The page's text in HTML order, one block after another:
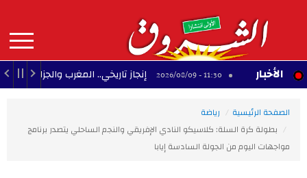
contenu
principal
MAIN
NAVIGATION الأخبار11:30 - 2026/08/09 إنجاز تاريخي.. المغرب والجزائر يحققان 3 مكاسب كبرى في كأس إفريقيا للسيدات
الصفحة الرئيسية
رياضة
بطولة كرة السلة: كلاسيكو النادي الإفريقي والنجم الساحلي يتصدر برنامج
مواجهات اليوم من الجولة السادسة إيابا